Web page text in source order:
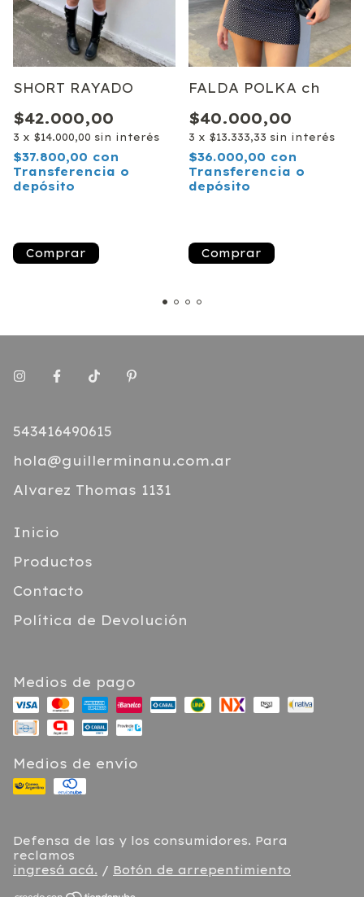
SHORT RAYADO
$42.000,00
3 x $14.000,00 sin interés
$37.800,00 con
Transferencia o
depósito
Comprar
FALDA POLKA ch
$40.000,00
3 x $13.333,33 sin interés
$36.000,00 con
Transferencia o
depósito
Comprar
543416490615
hola@guillerminanu.com.ar
Alvarez Thomas 1131
Inicio
Productos
Contacto
Política de Devolución
Medios de pago
Medios de envío
Defensa de las y los consumidores. Para
reclamos
ingresá acá. / Botón de arrepentimiento